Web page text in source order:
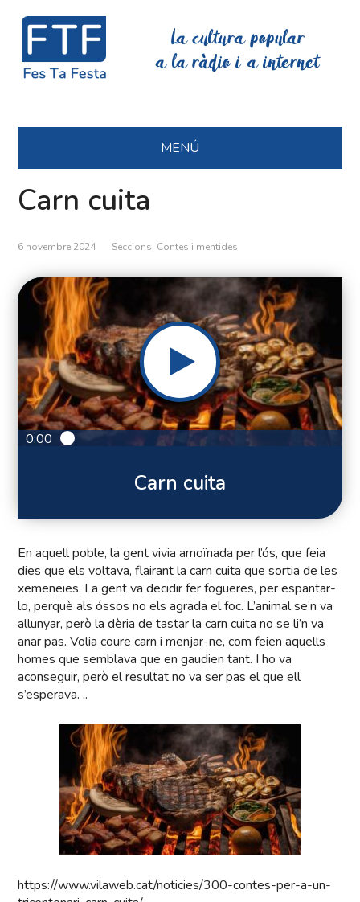
La cultura popular
a la ràdio i a internet
MENÚ
Carn cuita
6 novembre 2024 Seccions, Contes i mentides
0:00
Carn cuita
En aquell poble, la gent vivia amoïnada per l’ós, que feia
dies que els voltava, flairant la carn cuita que sortia de les
xemeneies. La gent va decidir fer fogueres, per espantar-
lo, perquè als óssos no els agrada el foc. L’animal se’n va
allunyar, però la dèria de tastar la carn cuita no se li’n va
anar pas. Volia coure carn i menjar-ne, com feien aquells
homes que semblava que en gaudien tant. I ho va
aconseguir, però el resultat no va ser pas el que ell
s’esperava. ..
https://www.vilaweb.cat/noticies/300-contes-per-a-un-